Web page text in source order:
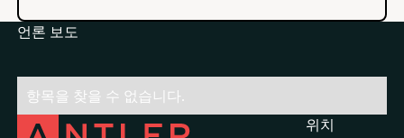
언론 보도
항목을 찾을 수 없습니다.
위치